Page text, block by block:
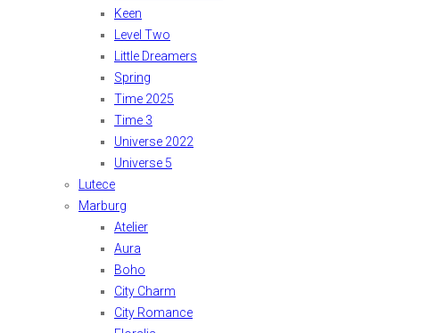
Keen
Level Two
Little Dreamers
Spring
Time 2025
Time 3
Universe 2022
Universe 5
Lutece
Marburg
Atelier
Aura
Boho
City Charm
City Romance